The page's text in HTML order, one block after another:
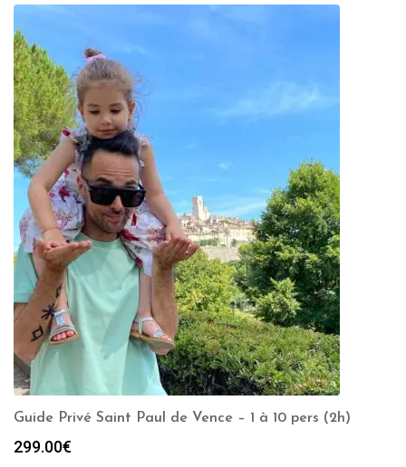
Guide Privé Saint Paul de Vence – 1 à 10 pers (2h)
299.00€